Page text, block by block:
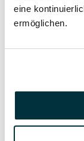
eine
ermöglichen.
17 August 2022
Was dürfen
Katzen
Vitamin B für
Hunde